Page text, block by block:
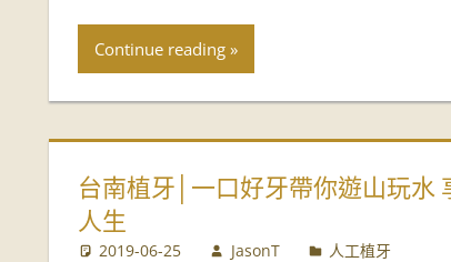
Continue reading
台南植牙│一口好牙帶你遊山玩水
人生
2019-06-25 JasonT 人工植牙